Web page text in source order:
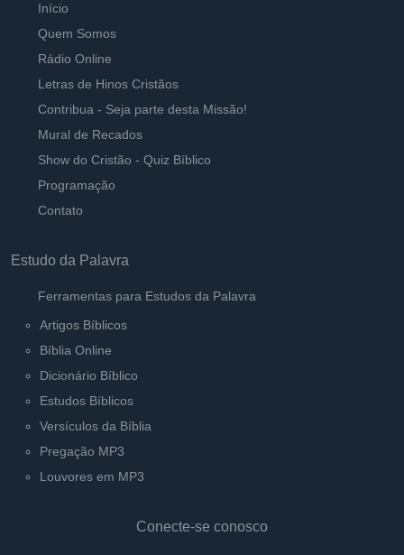
Início
Quem Somos
Rádio Online
Letras de Hinos Cristãos
Contribua - Seja parte desta Missão!
Mural de Recados
Show do Cristão - Quiz Bíblico
Programação
Contato
Estudo da Palavra
Ferramentas para Estudos da Palavra
Artigos Bíblicos
Bíblia Online
Dicionário Bíblico
Estudos Bíblicos
Versículos da Bíblia
Pregação MP3
Louvores em MP3
Conecte-se conosco